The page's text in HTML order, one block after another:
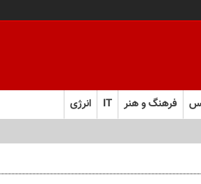
فرهنگ و هنر IT انرژی